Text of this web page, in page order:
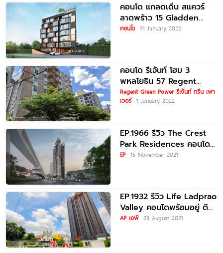
คอนโด แกลดเดิ่น สแควร์
ลาดพร้าว 15 Gladden
Square Ladprao 15 เพียง
คอนโด 31 January 2022
คอนโด รีเจ้นท์ โฮม 3
พหลโยธิน 57 Regent
Home 3 Phaholyothin
Regent Green Power รีเจ้นท์ กรีน เพา
เวอร์ 1 January 2022
EP.1966 รีวิว The Crest
Park Residences คอนโด
ใหม่ หนึ่งเดียวบนทำเล
EP 15 November 2021
EP.1932 รีวิว Life Ladprao
Valley คอนโดพร้อมอยู่ ติด
BTS ห้าแยกลาดพร้าว ตรง
AP เอพี 29 August 2021